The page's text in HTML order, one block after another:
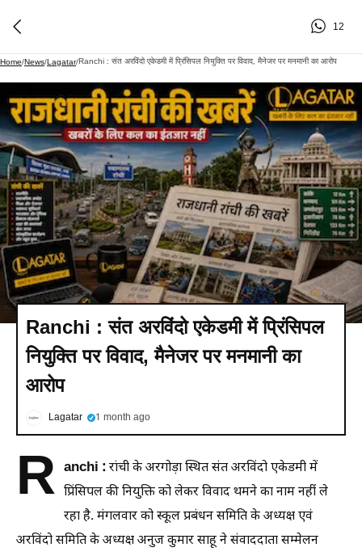
12
Home/News/Lagatar/Ranchi : संत अरविंदो एकेडमी में प्रिंसिपल नियुक्ति पर विवाद, मैनेजर पर मनमानी का आरोप
Ranchi : संत अरविंदो एकेडमी में प्रिंसिपल
नियुक्ति पर विवाद, मैनेजर पर मनमानी का
आरोप
Lagatar 1 month ago
R anchi :रांची के अरगोड़ा स्थित संत अरविंदो एकेडमी में
प्रिंसिपल की नियुक्ति को लेकर विवाद थमने का नाम नहीं ले
रहा है. मंगलवार को स्कूल प्रबंधन समिति के अध्यक्ष एवं
अरविंदो समिति के अध्यक्ष अनुज कुमार साहू ने संवाददाता सम्मेलन